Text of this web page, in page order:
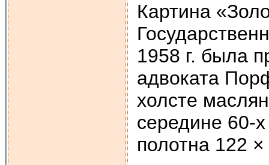
Картина
1958 г. была
адвоката
холсте
середине 60-
полотна 122